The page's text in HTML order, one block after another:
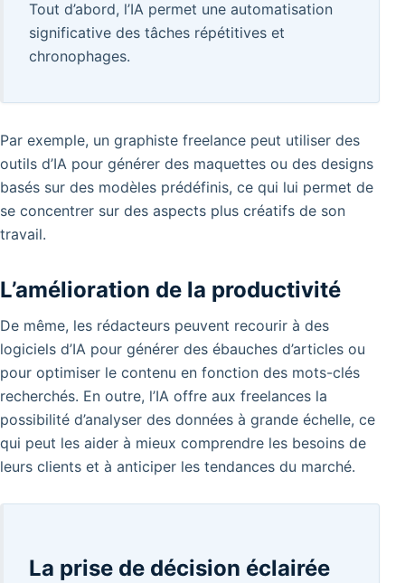
Tout d’abord, l’IA permet une automatisation
significative des tâches répétitives et
chronophages.
Par exemple, un graphiste freelance peut utiliser des
outils d’IA pour générer des maquettes ou des designs
basés sur des modèles prédéfinis, ce qui lui permet de
se concentrer sur des aspects plus créatifs de son
travail.
L’amélioration de la productivité
De même, les rédacteurs peuvent recourir à des
logiciels d’IA pour générer des ébauches d’articles ou
pour optimiser le contenu en fonction des mots-clés
recherchés. En outre, l’IA offre aux freelances la
possibilité d’analyser des données à grande échelle, ce
qui peut les aider à mieux comprendre les besoins de
leurs clients et à anticiper les tendances du marché.
La prise de décision éclairée